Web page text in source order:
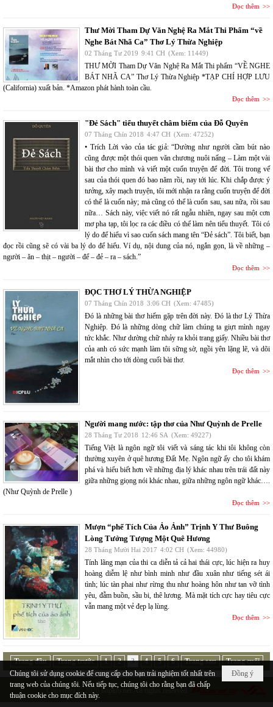
Đọc thêm
Thư Mời Tham Dự Văn Nghệ Ra Mắt Thi Phẩm “về
Nghe Bát Nhã Ca” Thơ Lý Thừa Nghiệp
02 Tháng Tư 2019 9:41 CH (Xem: 11449)
THƯ MỜI Tham Dự Văn Nghệ Ra Mắt Thi phẩm “VỀ NGHE
BÁT NHÃ CA” Thơ Lý Thừa Nghiệp *TẠP CHÍ HỢP LƯU
(California) xuất bản. *Amazon phát hành toàn cầu.
Đọc thêm
"Đẻ Sách" tiểu thuyết châm biếm của Đỗ Quyên
07 Tháng Chín 2018 4:47 CH (Xem: 47252)
• Trích Lời vào của tác giả: “Dường như người cầm bút nào
cũng được một thói quen văn chương nuôi nấng – Làm một vài
bài thơ cho mình và viết một cuốn truyện để đời. Tôi trong vế
sau của thói quen đó bao năm rồi, nay tới lúc. Khi chắp được ý
tưởng, xây mạch truyện, tôi mới nhận ra rằng cuốn truyện để đời
có thể là cuốn này; mà cũng có thể là cuốn sau, sau nữa, rồi sau
nữa… Sách này, việc viết nó rất ngẫu nhiên, ngay sau một cơn
mơ pha tạp, tôi lọc ra các điều có thể làm nên tiểu thuyết. Tôi có
lý do để hiểu vì sao cuốn sách mang tên “Đẻ sách”. Tôi biết, bạn
đọc rồi cũng sẽ có vài ba lý do để hiểu. Ví dụ, nội dung của nó, ngắn gọn, là về những –
người – ăn – thịt – người – để – đẻ – ra – sách.”
Đọc thêm
ĐỌC THƠ LÝ THỪA NGHIỆP
07 Tháng Chín 2018 3:06 CH (Xem: 47485)
Đó là những bài thơ hiếm gặp trên đời này. Đó là thơ Lý Thừa
Nghiệp. Đó là những dòng chữ làm chúng ta giựt mình ngay
tức khắc. Như dường chữ nhảy ra khỏi trang giấy. Nhiều bài thơ
của anh có sức mạnh làm tôi sững sờ, ngồi yên lặng lẽ, và dõi
mắt nhìn cho tới dòng cuối bài thơ.
Đọc thêm
Người mang nước: tập thơ của Như Quỳnh de Prelle
28 Tháng Tư 2018 12:46 SA (Xem: 49227)
Tiếng Việt là ngôn ngữ tôi viết và sáng tác khi tôi không còn
thường xuyên ở quê hương Đất Mẹ. Ngôn ngữ ấy cho tôi khám
phá và hiểu biết hơn về những địa lý khác nhau trên trái đất này
giữa những giọng nói khác nhau, giữa những ngôn ngữ khác….
(Như Quỳnh de Prelle )
Đọc thêm
Mượn “phế Tích Của Ảo Ảnh” Trịnh Y Thư Buông
Lòng Tưởng Tượng Một Quê Hương
28 Tháng Mười Hai 2017 4:02 CH (Xem: 44980)
Tính lãng mạn của thi ca diễn tả cả hai thái cực, lúc hiện ra huy
hoàng diễm lệ như bình minh như đầu xuân như tiếng sét ái
tình; lúc tàn phai như rừng thu như hoàng hôn như tan vỡ tình
yêu, đẫm buồn, sầu bi, thê lương. Mà mặt tích cực hay tiêu cực
vẫn mang một vẻ đẹp lạ lùng.
Đọc thêm
Trang đầu Trang trước 1 2 3 4 5 6 Trang sau Trang cuối
Copyright © 2026 hopluu.net All rights reserved
Đồng ý
Chúng tôi sử dụng cookie để cung cấp cho bạn trải nghiệm tốt nhất trên
trang web của chúng tôi. Nếu tiếp tục, chúng tôi cho rằng bạn đã chấp
thuận cookie cho mục đích này.